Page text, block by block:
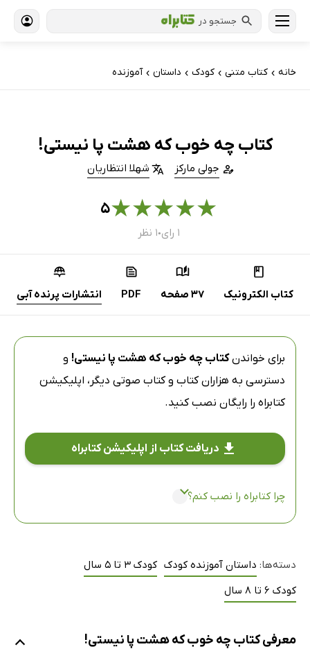
جستجو در
خانه › کتاب‌ متنی › کودک › داستان › آموزنده
کتاب چه خوب که هشت پا نیستی!
جولی مارکز شهلا انتظاریان
★
★
★
★
★۵
۱ رای ● ۱ نظر
کتاب الکترونیک 37 صفحه PDF انتشارات پرنده آبی
برای خواندنکتاب چه خوب که هشت پا نیستی! و
دسترسی به هزاران کتاب و کتاب صوتی دیگر، اپلیکیشن
کتابراه را رایگان نصب کنید.
دریافت کتاب از اپلیکیشن کتابراه
چرا کتابراه را نصب کنم؟
دسته‌ها: داستان آموزنده کودک کودک 3 تا 5 سال
کودک 6 تا 8 سال
معرفی کتاب چه خوب که هشت پا نیستی!